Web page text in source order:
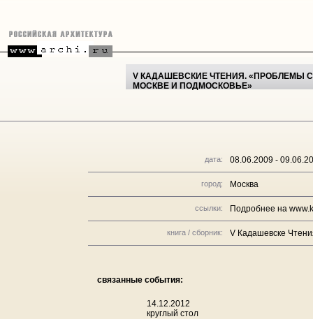
V КАДАШЕВСКИЕ ЧТЕНИЯ. «ПРОБЛЕМЫ
МОСКВЕ И ПОДМОСКОВЬЕ»
дата: 08.06.2009 -
город: Москва
ссылки: Подробнее на
книга / сборник: V Кадашевске
связанные события:
14.12.2012
круглый стол